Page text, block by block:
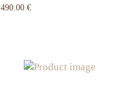
490.00 €